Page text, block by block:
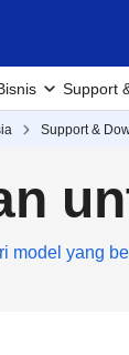
Support
Support &
model yang